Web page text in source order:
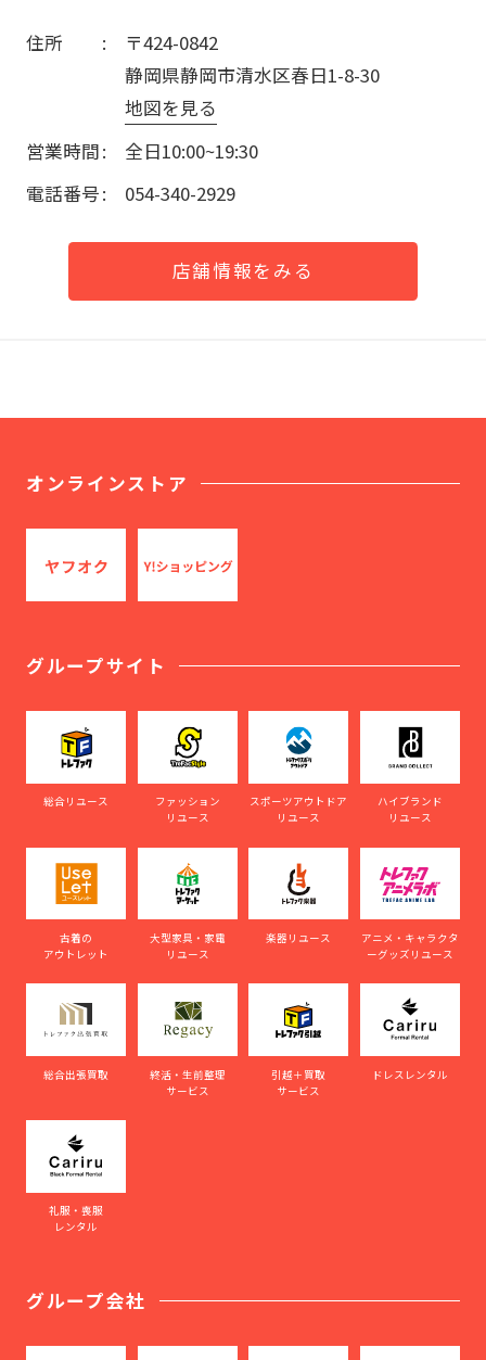
住所
〒424-0842
静岡県静岡市清水区春日1-8-30
地図を見る
営業時間
全日10:00~19:30
電話番号
054-340-2929
店舗情報をみる
オンラインストア
グループサイト
総合リユース
ファッション
リユース
スポーツアウトドア
リユース
ハイブランド
リユース
古着の
アウトレット
大型家具・家電
リユース
楽器リユース
アニメ・キャラクタ
ーグッズリユース
総合出張買取
終活・生前整理
サービス
引越＋買取
サービス
ドレスレンタル
礼服・喪服
レンタル
グループ会社